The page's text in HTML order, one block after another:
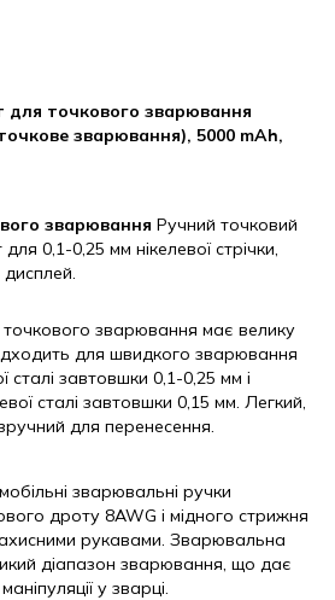
точкового зварювання
зварювання), 5000 mAh,
зварювання Ручний точковий
0,1-0,25 мм нікелевої стрічки,
зварювання має велику
для швидкого зварювання
сталі завтовшки 0,1-0,25 мм і
сталі завтовшки 0,15 мм. Легкий,
для перенесення.
зварювальні ручки
дроту 8AWG і мідного стрижня
рукавами. Зварювальна
діапазон зварювання, що дає
у зварці.